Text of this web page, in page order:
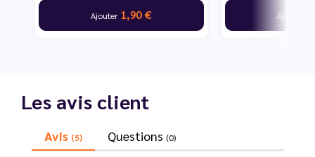
Ajouter 1,90 € Ajouter
Les avis client
Avis (5) Questions (0)